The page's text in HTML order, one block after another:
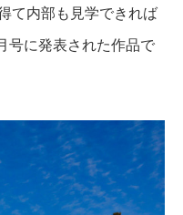
て内部も見学できれば
号に発表された作品で